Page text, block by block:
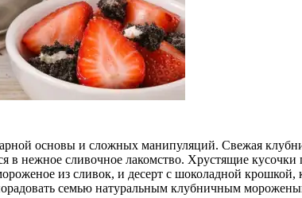
основы и сложных манипуляций. Свежая
нежное сливочное лакомство. Хрустящие кусочки
из сливок, и десерт с шоколадной крошкой,
семью натуральным клубничным